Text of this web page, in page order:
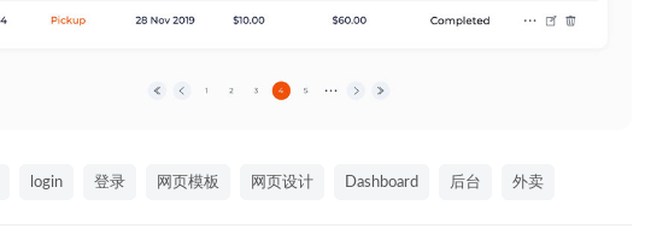
login 登录 网页模板 网页设计 Dashboard 后台 外卖